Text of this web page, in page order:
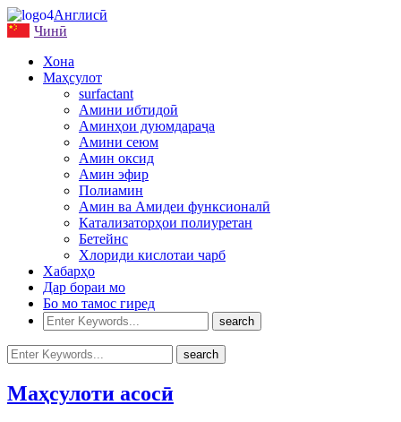
Англисӣ
Чинӣ
Хона
Маҳсулот
surfactant
Амини ибтидоӣ
Аминҳои дуюмдараҷа
Амини сеюм
Амин оксид
Амин эфир
Полиамин
Амин ва Амидеи функсионалӣ
Катализаторҳои полиуретан
Бетейнс
Хлориди кислотаи чарб
Хабарҳо
Дар бораи мо
Бо мо тамос гиред
Маҳсулоти асосӣ